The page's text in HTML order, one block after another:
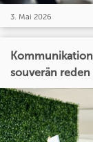
3. Mai 2026
souverän reden